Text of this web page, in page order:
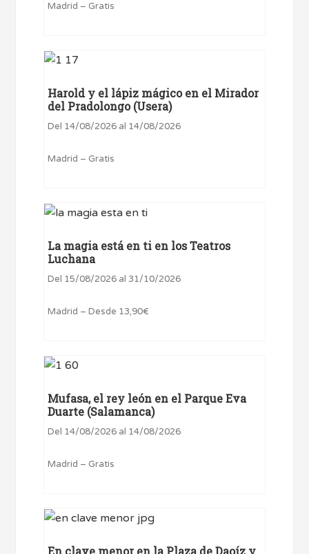
Madrid – Gratis
Harold y el lápiz mágico en el Mirador
del Pradolongo (Usera)
Del 14/08/2026 al 14/08/2026
Madrid – Gratis
La magia está en ti en los Teatros
Luchana
Del 15/08/2026 al 31/10/2026
Madrid – Desde 13,90€
Mufasa, el rey león en el Parque Eva
Duarte (Salamanca)
Del 14/08/2026 al 14/08/2026
Madrid – Gratis
En clave menor en la Plaza de Daoíz y